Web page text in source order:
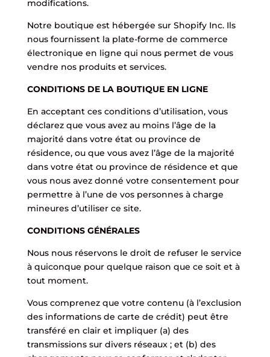
modifications.
Notre boutique est hébergée sur Shopify Inc. Ils
nous fournissent la plate-forme de commerce
électronique en ligne qui nous permet de vous
vendre nos produits et services.
CONDITIONS DE LA BOUTIQUE EN LIGNE
En acceptant ces conditions d’utilisation, vous
déclarez que vous avez au moins l’âge de la
majorité dans votre état ou province de
résidence, ou que vous avez l’âge de la majorité
dans votre état ou province de résidence et que
vous nous avez donné votre consentement pour
permettre à l’une de vos personnes à charge
mineures d’utiliser ce site.
CONDITIONS GÉNÉRALES
Nous nous réservons le droit de refuser le service
à quiconque pour quelque raison que ce soit et à
tout moment.
Vous comprenez que votre contenu (à l’exclusion
des informations de carte de crédit) peut être
transféré en clair et impliquer (a) des
transmissions sur divers réseaux ; et (b) des